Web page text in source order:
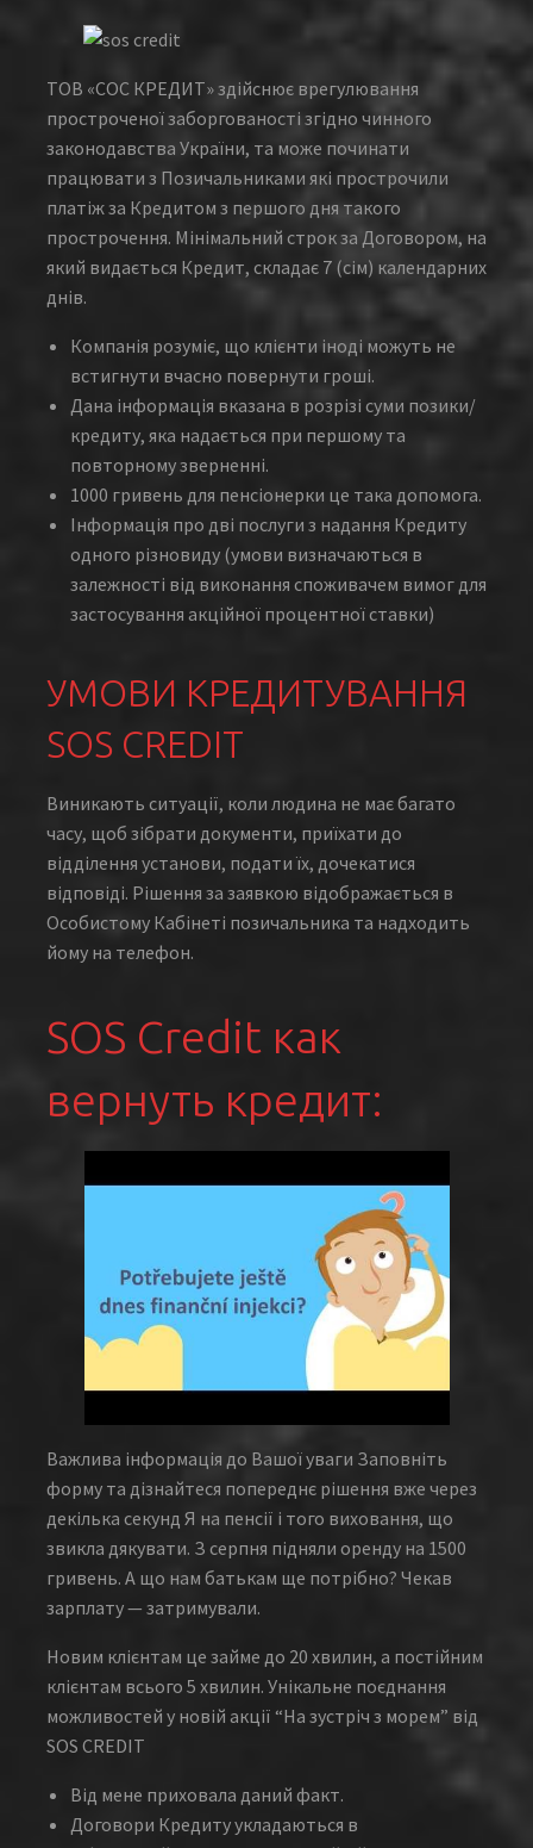
ТОВ «СОС КРЕДИТ» здійснює врегулювання
простроченої заборгованості згідно чинного
законодавства України, та може починати
працювати з Позичальниками які прострочили
платіж за Кредитом з першого дня такого
прострочення. Мінімальний строк за Договором, на
який видається Кредит, складає 7 (сім) календарних
днів.
Компанія розуміє, що клієнти іноді можуть не
встигнути вчасно повернути гроші.
Дана інформація вказана в розрізі суми позики/
кредиту, яка надається при першому та
повторному зверненні.
1000 гривень для пенсіонерки це така допомога.
Інформація про дві послуги з надання Кредиту
одного різновиду (умови визначаються в
залежності від виконання споживачем вимог для
застосування акційної процентної ставки)
УМОВИ КРЕДИТУВАННЯ
SOS CREDIT
Виникають ситуації, коли людина не має багато
часу, щоб зібрати документи, приїхати до
відділення установи, подати їх, дочекатися
відповіді. Рішення за заявкою відображається в
Особистому Кабінеті позичальника та надходить
йому на телефон.
SOS Credit как
вернуть кредит:
Важлива інформація до Вашої уваги Заповніть
форму та дізнайтеся попереднє рішення вже через
декілька секунд Я на пенсії і того виховання, що
звикла дякувати. З серпня підняли оренду на 1500
гривень. А що нам батькам ще потрібно? Чекав
зарплату — затримували.
Новим клієнтам це займе до 20 хвилин, а постійним
клієнтам всього 5 хвилин. Унікальне поєднання
можливостей у новій акції “На зустріч з морем” від
SOS CREDIT
Від мене приховала даний факт.
Договори Кредиту укладаються в